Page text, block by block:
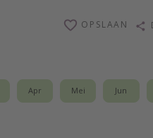
OPSLAAN
Apr Mei Jun